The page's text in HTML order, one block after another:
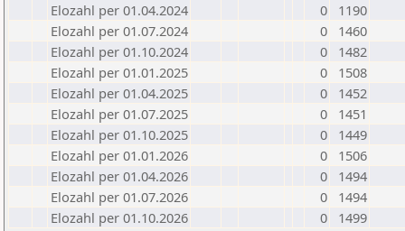
Elozahl per 01.04.2024
0
1190
Elozahl per 01.07.2024
0
1460
Elozahl per 01.10.2024
0
1482
Elozahl per 01.01.2025
0
1508
Elozahl per 01.04.2025
0
1452
Elozahl per 01.07.2025
0
1451
Elozahl per 01.10.2025
0
1449
Elozahl per 01.01.2026
0
1506
Elozahl per 01.04.2026
0
1494
Elozahl per 01.07.2026
0
1494
Elozahl per 01.10.2026
0 1499